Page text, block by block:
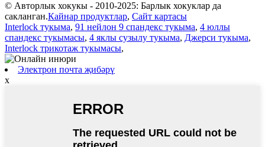
© Авторлык хокукы - 2010-2025: Барлык хокуклар да
сакланган.Кайнар продуктлар, Сайт картасы
Interlock тукыма, 91 нейлон 9 спандекс тукыма, 4 юллы
спандекс тукымасы, 4 яклы сузылу тукыма, Джерси тукыма,
Interlock трикотаж тукымасы,
Электрон почта җибәрү
x